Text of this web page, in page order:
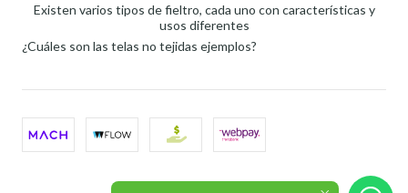
Existen varios tipos de fieltro, cada uno con características y
usos diferentes
¿Cuáles son las telas no tejidas ejemplos?